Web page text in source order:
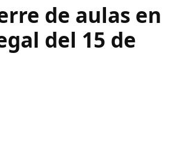
de aulas en
del 15 de